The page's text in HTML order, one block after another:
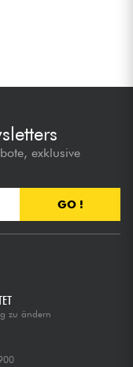
exklusive
GO !
zu ändern